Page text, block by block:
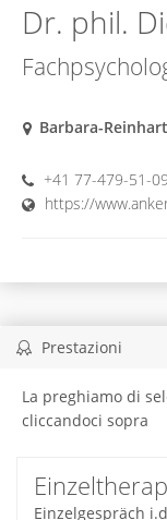
Dr. phil.
Barbara-
+41 77-479-51-09
https://
Prestazioni
La preghiamo di
cliccandoci sopra
Einzelgespräch